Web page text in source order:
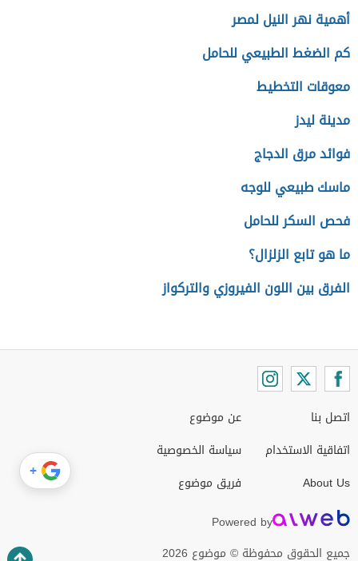
أهمية نهر النيل لمصر
كم الضغط الطبيعي للحامل
معوقات التخطيط
مدينة ليدز
فوائد مرق الدجاج
ماسك طبيعي للوجه
فحص السكر للحامل
ما هو تابع الزلزال؟
الفرق بين اللون الفيروزي والتركواز
اتصل بنا
اتفاقية الاستخدام
About Us
عن موضوع
سياسة الخصوصية
فريق موضوع
Powered by
جميع الحقوق محفوظة © موضوع 2026
+